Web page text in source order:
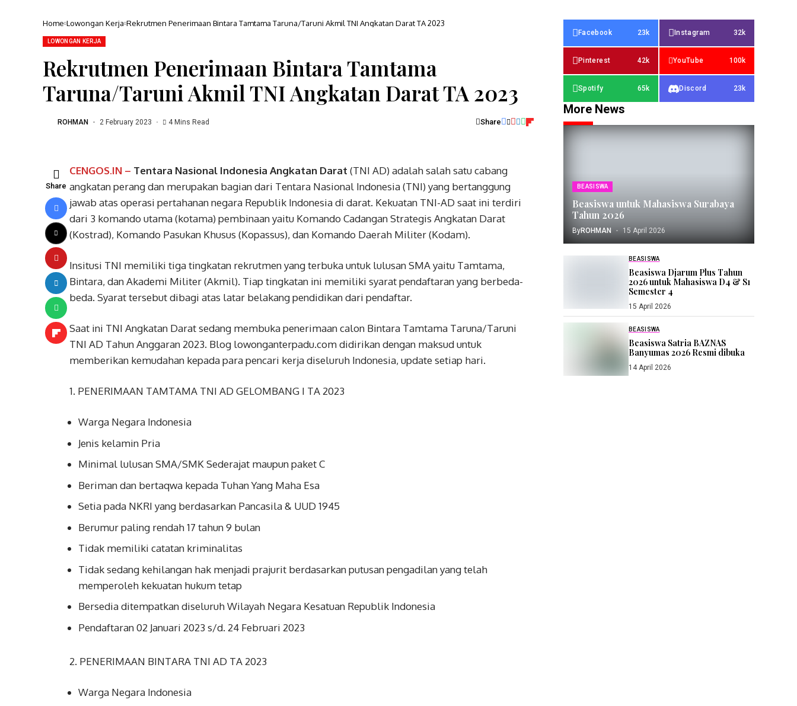
Home Lowongan Kerja Rekrutmen Penerimaan Bintara Tamtama Taruna/Taruni Akmil TNI Angkatan Darat TA 2023
LOWONGAN KERJA
Rekrutmen Penerimaan Bintara Tamtama
Taruna/Taruni Akmil TNI Angkatan Darat TA 2023
ROHMAN 2 February 2023 4 Mins Read Share
Share
CENGOS.IN – Tentara Nasional Indonesia Angkatan Darat (TNI AD) adalah salah satu cabang
angkatan perang dan merupakan bagian dari Tentara Nasional Indonesia (TNI) yang bertanggung
jawab atas operasi pertahanan negara Republik Indonesia di darat. Kekuatan TNI-AD saat ini terdiri
dari 3 komando utama (kotama) pembinaan yaitu Komando Cadangan Strategis Angkatan Darat
(Kostrad), Komando Pasukan Khusus (Kopassus), dan Komando Daerah Militer (Kodam).
Insitusi TNI memiliki tiga tingkatan rekrutmen yang terbuka untuk lulusan SMA yaitu Tamtama,
Bintara, dan Akademi Militer (Akmil). Tiap tingkatan ini memiliki syarat pendaftaran yang berbeda-
beda. Syarat tersebut dibagi atas latar belakang pendidikan dari pendaftar.
Saat ini TNI Angkatan Darat sedang membuka penerimaan calon Bintara Tamtama Taruna/Taruni
TNI AD Tahun Anggaran 2023. Blog lowonganterpadu.com didirikan dengan maksud untuk
memberikan kemudahan kepada para pencari kerja diseluruh Indonesia, update setiap hari.
1. PENERIMAAN TAMTAMA TNI AD GELOMBANG I TA 2023
Warga Negara Indonesia
Jenis kelamin Pria
Minimal lulusan SMA/SMK Sederajat maupun paket C
Beriman dan bertaqwa kepada Tuhan Yang Maha Esa
Setia pada NKRI yang berdasarkan Pancasila & UUD 1945
Berumur paling rendah 17 tahun 9 bulan
Tidak memiliki catatan kriminalitas
Tidak sedang kehilangan hak menjadi prajurit berdasarkan putusan pengadilan yang telah
memperoleh kekuatan hukum tetap
Bersedia ditempatkan diseluruh Wilayah Negara Kesatuan Republik Indonesia
Pendaftaran 02 Januari 2023 s/d. 24 Februari 2023
2. PENERIMAAN BINTARA TNI AD TA 2023
Warga Negara Indonesia
Facebook 23k Instagram 32k
Pinterest 42k YouTube 100k
Spotify 65k Discord 23k
More News
BEASISWA
Beasiswa untuk Mahasiswa Surabaya
Tahun 2026
ByROHMAN 15 April 2026
BEASISWA
Beasiswa Djarum Plus Tahun
2026 untuk Mahasiswa D4 & S1
Semester 4
15 April 2026
BEASISWA
Beasiswa Satria BAZNAS
Banyumas 2026 Resmi dibuka
14 April 2026